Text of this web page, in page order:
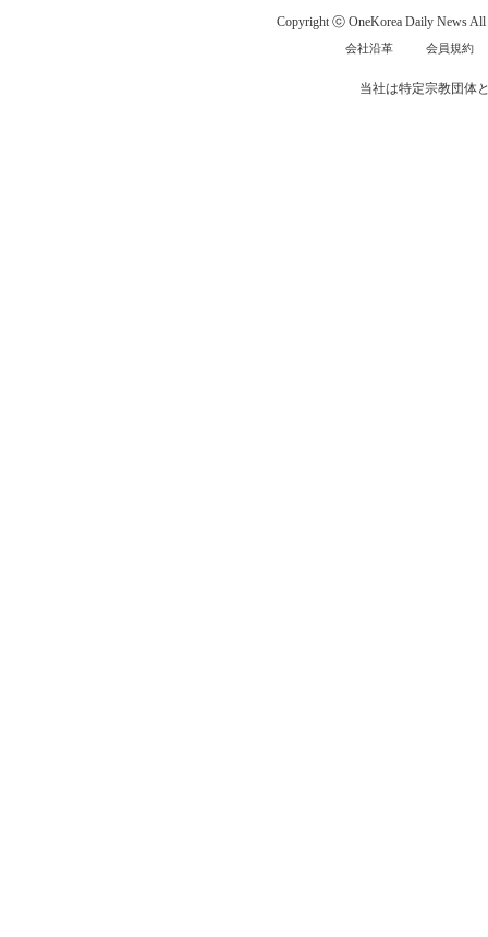
Copyright ⓒ OneKorea Daily News All
会社沿革 会員規約
当社は特定宗教団体